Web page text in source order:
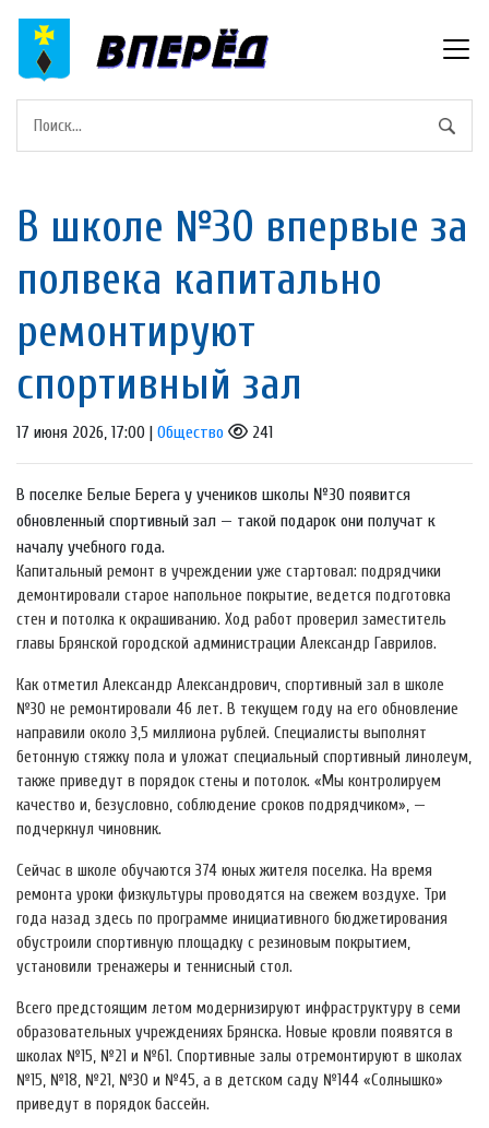
В школе №30 впервые за
полвека капитально
ремонтируют
спортивный зал
17 июня 2026, 17:00 | Общество 241
В поселке Белые Берега у учеников школы №30 появится
обновленный спортивный зал — такой подарок они получат к
началу учебного года.
Капитальный ремонт в учреждении уже стартовал: подрядчики
демонтировали старое напольное покрытие, ведется подготовка
стен и потолка к окрашиванию. Ход работ проверил заместитель
главы Брянской городской администрации Александр Гаврилов.
Как отметил Александр Александрович, спортивный зал в школе
№30 не ремонтировали 46 лет. В текущем году на его обновление
направили около 3,5 миллиона рублей. Специалисты выполнят
бетонную стяжку пола и уложат специальный спортивный линолеум,
также приведут в порядок стены и потолок. «Мы контролируем
качество и, безусловно, соблюдение сроков подрядчиком», —
подчеркнул чиновник.
Сейчас в школе обучаются 374 юных жителя поселка. На время
ремонта уроки физкультуры проводятся на свежем воздухе. Три
года назад здесь по программе инициативного бюджетирования
обустроили спортивную площадку с резиновым покрытием,
установили тренажеры и теннисный стол.
Всего предстоящим летом модернизируют инфраструктуру в семи
образовательных учреждениях Брянска. Новые кровли появятся в
школах №15, №21 и №61. Спортивные залы отремонтируют в школах
№15, №18, №21, №30 и №45, а в детском саду №144 «Солнышко»
приведут в порядок бассейн.